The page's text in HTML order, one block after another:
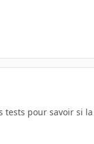
pour savoir si